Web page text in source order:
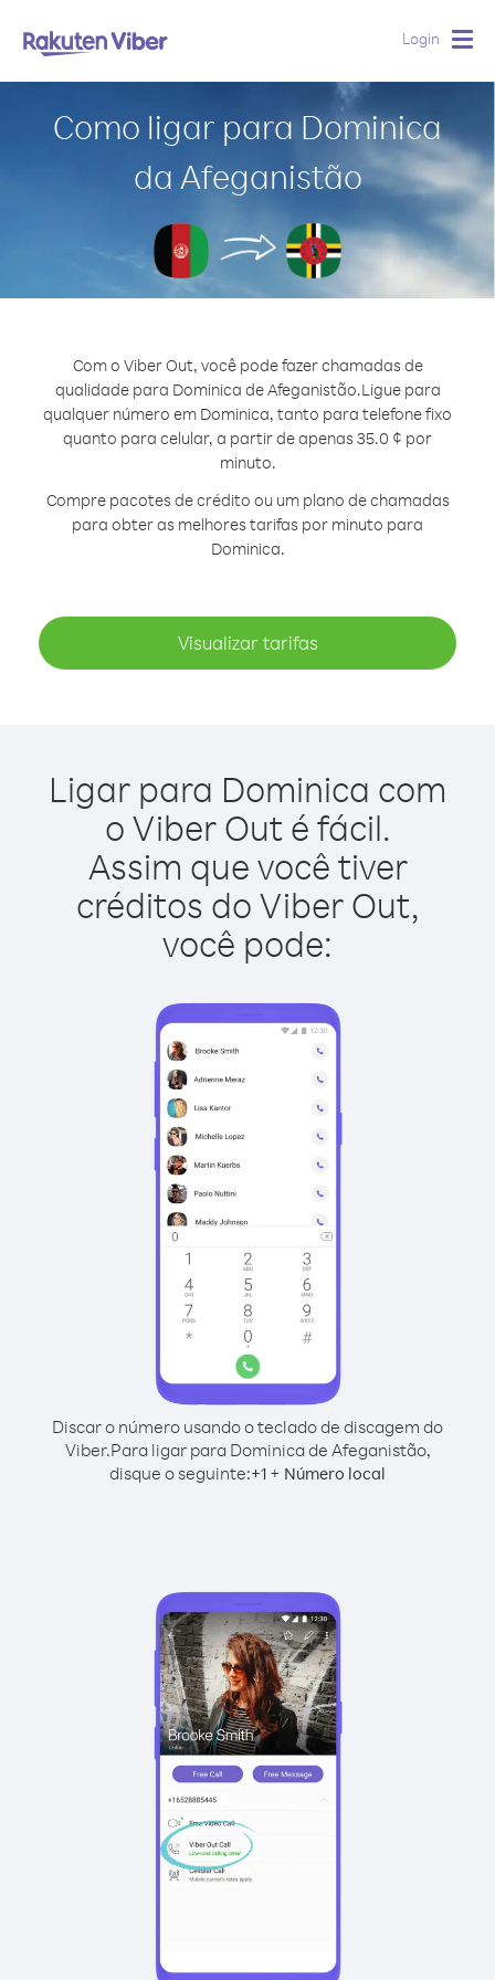
Login
Como ligar para Dominica
da Afeganistão
Com o Viber Out, você pode fazer chamadas de
qualidade para Dominica de Afeganistão.Ligue para
qualquer número em Dominica, tanto para telefone fixo
quanto para celular, a partir de apenas 35.0 ¢ por
minuto.
Compre pacotes de crédito ou um plano de chamadas
para obter as melhores tarifas por minuto para
Dominica.
Visualizar tarifas
Ligar para Dominica com
o Viber Out é fácil.
Assim que você tiver
créditos do Viber Out,
você pode:
Discar o número usando o teclado de discagem do
Viber.Para ligar para Dominica de Afeganistão,
disque o seguinte:+1 + Número local